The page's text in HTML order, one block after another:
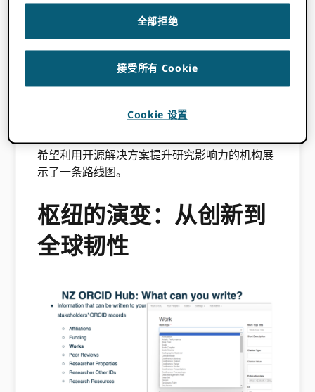
心解决方案，以便联盟的任何成员都能访问该解
决方案。 ORCID 注册成为注册机构，并从中受
益，成为集体基础设施的一部分，从而减轻个人
技术负担，促进互操作性。
在我们最近的“问我任何问题”（AMA）环节中，
Intembeko ORCID 優勢（南非）
希望利用开源解决方案提升研究影响力的机构展
示了一条路线图。
枢纽的演变：从创新到
全球韧性
全部拒绝
接受所有 Cookie
Cookie 设置